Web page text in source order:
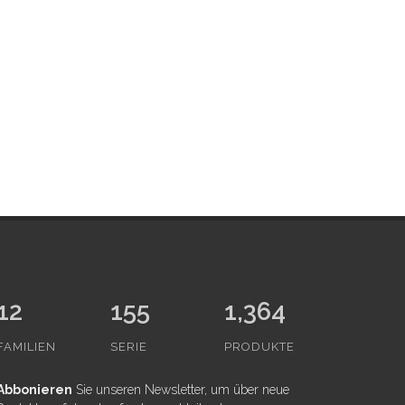
155
SERIE
1,364
PRODUKTE
Sie unseren Newsletter, um über neue